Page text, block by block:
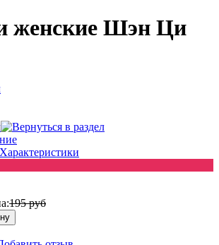
женские Шэн Ци
195руб